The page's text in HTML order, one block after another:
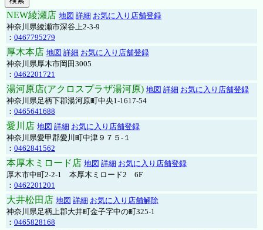
NEW綾瀬店 地図 詳細 お気に入り店舗登録
神奈川県綾瀬市深谷上2-3-9
： 0467795279
厚木本店 地図 詳細 お気に入り店舗登録
神奈川県厚木市岡田3005
： 0462201721
湯河原店(アクロスプラザ湯河原) 地図 詳細 お気に入り店舗登録
神奈川県足柄下郡湯河原町中央1-1617-54
： 0465641688
愛川店 地図 詳細 お気に入り店舗登録
神奈川県愛甲郡愛川町中津９７５-１
： 0462841562
本厚木ミロード店 地図 詳細 お気に入り店舗登録
厚木市中町2-2-1 本厚木ミロード2 6F
： 0462201201
大井松田店 地図 詳細 お気に入り店舗解除
神奈川県足柄上郡大井町金子字中の町325-1
： 0465828168